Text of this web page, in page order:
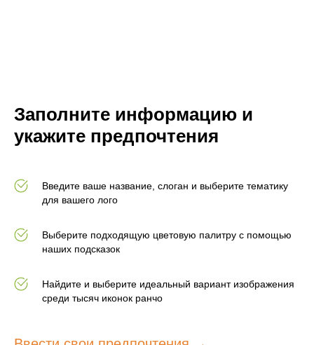
Заполните информацию и
укажите предпочтения
Введите ваше название, слоган и выберите тематику
для вашего лого
Выберите подходящую цветовую палитру с помощью
наших подсказок
Найдите и выберите идеальный вариант изображения
среди тысяч иконок ранчо